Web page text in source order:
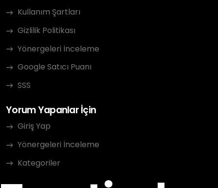
Kullanım Şartları
Gizlilik Politikası
Yönergeleri İnceleme
Google Satıcı Puanı
SSS
Yorum Yapanlar İçin
Giriş Yap
Yönergeleri İnceleme
Kategoriler